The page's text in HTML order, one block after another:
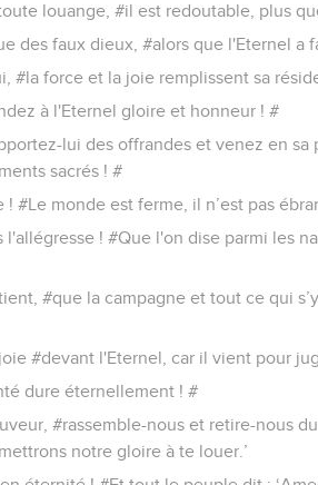
louange, #il est redoutable, plus
des faux dieux, #alors que l'Eternel a
#la force et la joie remplissent sa
à l'Eternel gloire et honneur ! #
lui des offrandes et venez en sa
sacrés ! #
#Le monde est ferme, il n’est pas
! #Que l'on dise parmi les
#que la campagne et tout ce qui
#devant l'Eternel, car il vient pour
dure éternellement ! #
#rassemble-nous et retire-nous
notre gloire à te louer.’